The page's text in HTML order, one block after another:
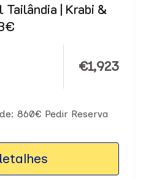
Tailândia | Krabi &
€1,923
860€ Pedir Reserva